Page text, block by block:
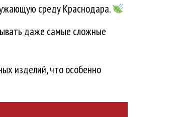
среду Краснодара.
даже самые сложные
изделий, что особенно